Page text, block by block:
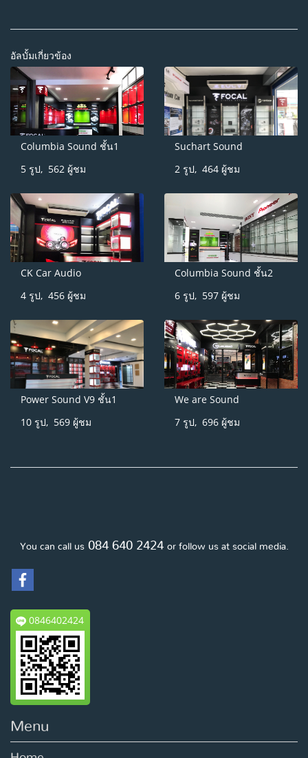
อัลบั้มเกี่ยวข้อง
Columbia Sound ชั้น1
5 รูป, 562 ผู้ชม
Suchart Sound
2 รูป, 464 ผู้ชม
CK Car Audio
4 รูป, 456 ผู้ชม
Columbia Sound ชั้น2
6 รูป, 597 ผู้ชม
Power Sound V9 ชั้น1
10 รูป, 569 ผู้ชม
We are Sound
7 รูป, 696 ผู้ชม
You can call us084 640 2424 or follow us at social media.
0846402424
Menu